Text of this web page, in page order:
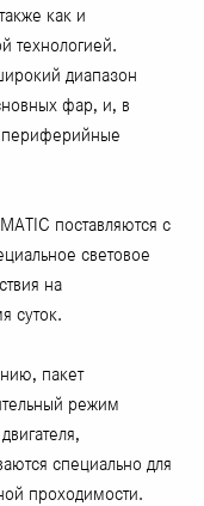
как и
технологией.
диапазон
фар, и, в
периферийные
поставляются с
световое
на
суток.
пакет
режим
специально для
проходимости.